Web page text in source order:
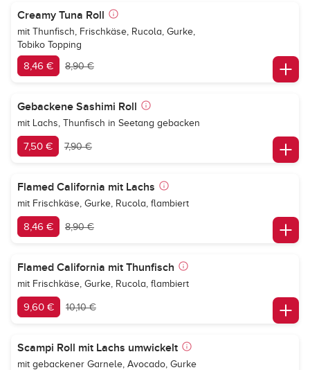
Creamy Tuna Roll
mit Thunfisch, Frischkäse, Rucola, Gurke,
Tobiko Topping
8,46 € 8,90 €
Gebackene Sashimi Roll
mit Lachs, Thunfisch in Seetang gebacken
7,50 € 7,90 €
Flamed California mit Lachs
mit Frischkäse, Gurke, Rucola, flambiert
8,46 € 8,90 €
Flamed California mit Thunfisch
mit Frischkäse, Gurke, Rucola, flambiert
9,60 € 10,10 €
Scampi Roll mit Lachs umwickelt
mit gebackener Garnele, Avocado, Gurke